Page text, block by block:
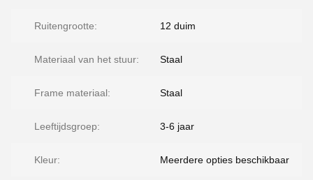
Ruitengrootte: 12 duim
Materiaal van het stuur: Staal
Frame materiaal: Staal
Leeftijdsgroep: 3-6 jaar
Kleur: Meerdere opties beschikbaar